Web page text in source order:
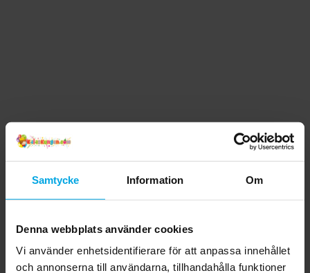
Samtycke Information Om
Denna webbplats använder cookies
Vi använder enhetsidentifierare för att anpassa innehållet
och annonserna till användarna, tillhandahålla funktioner